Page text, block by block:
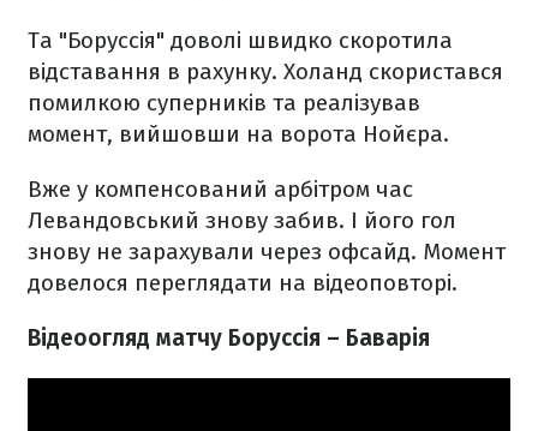
Та "Боруссія" доволі швидко скоротила
відставання в рахунку. Холанд скористався
помилкою суперників та реалізував
момент, вийшовши на ворота Нойєра.
Вже у компенсований арбітром час
Левандовський знову забив. І його гол
знову не зарахували через офсайд. Момент
довелося переглядати на відеоповторі.
Відеоогляд матчу Боруссія – Баварія